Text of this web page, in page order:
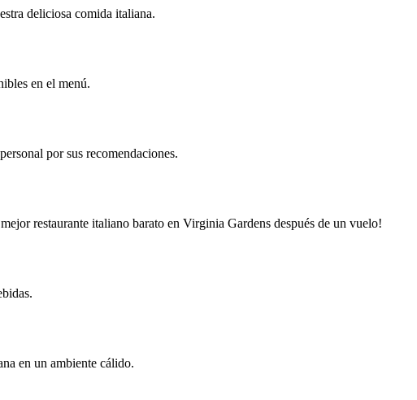
deliciosa comida italiana.
en el menú.
por sus recomendaciones.
restaurante italiano barato en Virginia Gardens después de un vuelo!
en un ambiente cálido.